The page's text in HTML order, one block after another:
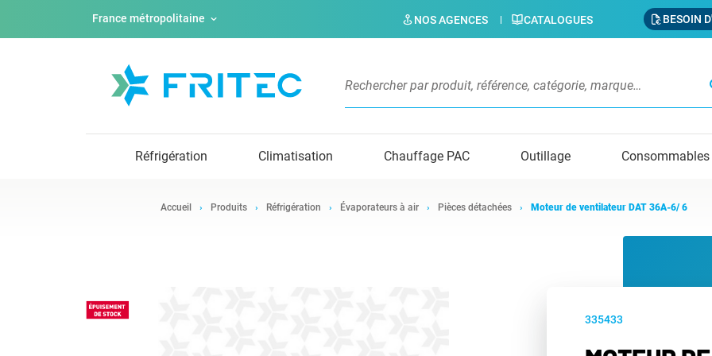
France métropolitaine NOS AGENCES CATALOGUES BESOIN
Réfrigération Climatisation Chauffage PAC Outillage Consommables
Accueil Produits Réfrigération Évaporateurs à air Pièces détachées Moteur de ventilateur DAT 36A-6/ 6
335433